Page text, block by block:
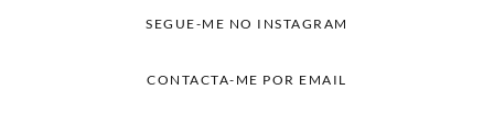
SEGUE-ME NO INSTAGRAM
CONTACTA-ME POR EMAIL